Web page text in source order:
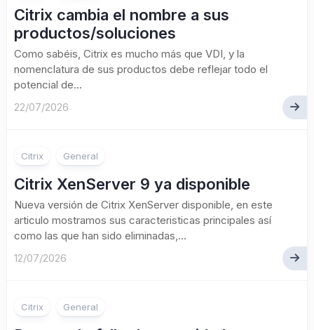
Citrix cambia el nombre a sus
productos/soluciones
Como sabéis, Citrix es mucho más que VDI, y la
nomenclatura de sus productos debe reflejar todo el
potencial de...
22/07/2026
Citrix General
Citrix XenServer 9 ya disponible
Nueva versión de Citrix XenServer disponible, en este
articulo mostramos sus caracteristicas principales así
como las que han sido eliminadas,...
12/07/2026
Citrix General